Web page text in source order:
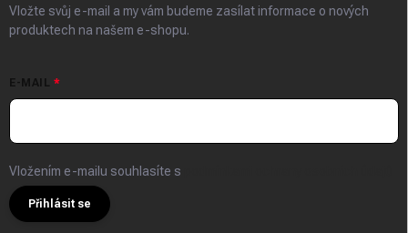
Vložte svůj e-mail a my vám budeme zasílat informace o nových
produktech na našem e-shopu.
E-MAIL
Vložením e-mailu souhlasíte s
Přihlásit se